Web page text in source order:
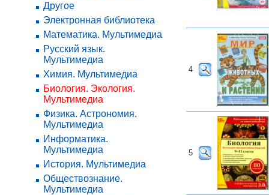
Другое
Электронная библиотека
Математика. Мультимедиа
Русский язык.
Мультимедиа
Химия. Мультимедиа
Биология. Экология.
Мультимедиа
Физика. Астрономия.
Мультимедиа
Информатика.
Мультимедиа
История. Мультимедиа
Обществознание.
Мультимедиа
4
5